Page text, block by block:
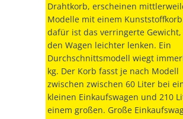
Drahtkorb, erscheinen
Modelle mit einem
dafür ist das verringerte
den Wagen leichter lenken. Ein
Durchschnittsmodell wiegt
kg. Der Korb fasst je nach Modell
zwischen zwischen 60 Liter bei
kleinen Einkaufswagen und 210
einem großen. Große